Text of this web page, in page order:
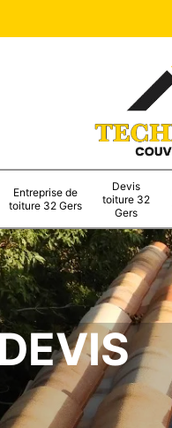
Entreprise de
toiture 32 Gers
Devis
toiture 32
Gers